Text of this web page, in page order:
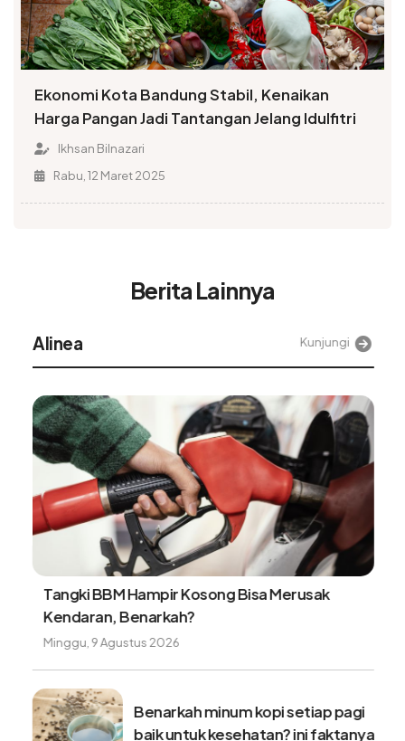
Ekonomi Kota Bandung Stabil, Kenaikan
Harga Pangan Jadi Tantangan Jelang Idulfitri
Ikhsan Bilnazari
Rabu, 12 Maret 2025
Berita Lainnya
Alinea Kunjungi
Tangki BBM Hampir Kosong Bisa Merusak
Kendaran, Benarkah?
Minggu, 9 Agustus 2026
Benarkah minum kopi setiap pagi
baik untuk kesehatan? ini faktanya